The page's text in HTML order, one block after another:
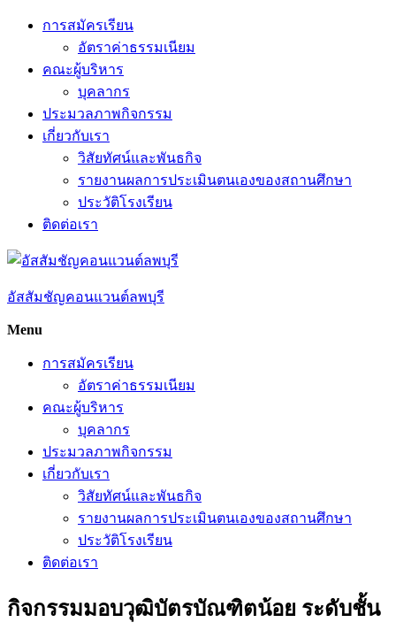
Skip
การสมัครเรียน
อัตราค่าธรรมเนียม
คณะผู้บริหาร
บุคลากร
ประมวลภาพกิจกรรม
เกี่ยวกับเรา
วิสัยทัศน์และพันธกิจ
รายงานผลการประเมินตนเองของสถานศึกษา
ประวัติโรงเรียน
ติดต่อเรา
อัสสัมชัญคอนแวนต์ลพบุรี
Menu
การสมัครเรียน
อัตราค่าธรรมเนียม
คณะผู้บริหาร
บุคลากร
ประมวลภาพกิจกรรม
เกี่ยวกับเรา
วิสัยทัศน์และพันธกิจ
รายงานผลการประเมินตนเองของสถานศึกษา
ประวัติโรงเรียน
ติดต่อเรา
กิจกรรมมอบวุฒิบัตรบัณฑิตน้อย ระดับชั้น